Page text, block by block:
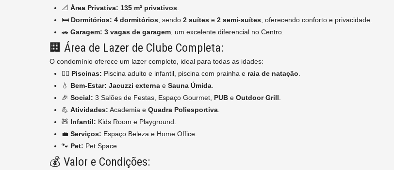
📐 Área Privativa: 135 m² privativos
🛏️ Dormitórios: 4 dormitórios , sendo 2 suítes e 2 semi-suítes , oferecendo conforto e privacidade.
🚗 Garagem: 3 vagas de garagem , um excelente diferencial no Centro.
🏢 Área de Lazer de Clube Completa:
O condomínio oferece um lazer completo, ideal para todas as idades:
🏊‍♀️ Piscinas: Piscina adulto e infantil, piscina com prainha e raia de natação
💧 Bem-Estar: Jacuzzi externa e Sauna Úmida
🎉 Social: 3 Salões de Festas, Espaço Gourmet, PUB e Outdoor Grill
💪 Atividades: Academia e Quadra Poliesportiva
🧸 Infantil: Kids Room e Playground.
💼 Serviços: Espaço Beleza e Home Office.
🐾 Pet: Pet Space.
💰 Valor e Condições: